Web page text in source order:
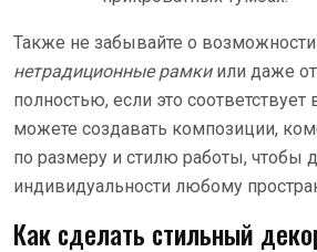
Также не забывайте о возможности
нетрадиционные рамкиили даже
полностью, если это
можете создавать композиции,
по размеру и стилю работы, чтобы
индивидуальности любому
Как сделать стильный